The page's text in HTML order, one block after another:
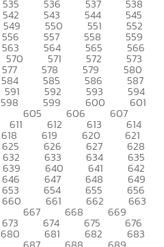
535 536 537 538
542 543 544 545
549 550 551 552
556 557 558 559
563 564 565 566
570 571 572 573
577 578 579 580
584 585 586 587
591 592 593 594
598 599 600 601
605 606 607
611 612 613 614
618 619 620 621
625 626 627 628
632 633 634 635
639 640 641 642
646 647 648 649
653 654 655 656
660 661 662 663
667 668 669
673 674 675 676
680 681 682 683